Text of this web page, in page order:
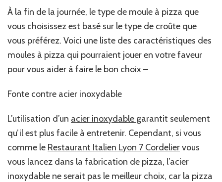
À la fin de la journée, le type de moule à pizza que
vous choisissez est basé sur le type de croûte que
vous préférez. Voici une liste des caractéristiques des
moules à pizza qui pourraient jouer en votre faveur
pour vous aider à faire le bon choix –
Fonte contre acier inoxydable
L’utilisation d’un acier inoxydable garantit seulement
qu’il est plus facile à entretenir. Cependant, si vous
comme le Restaurant Italien Lyon 7 Cordeliervous
vous lancez dans la fabrication de pizza, l’acier
inoxydable ne serait pas le meilleur choix, car la pizza